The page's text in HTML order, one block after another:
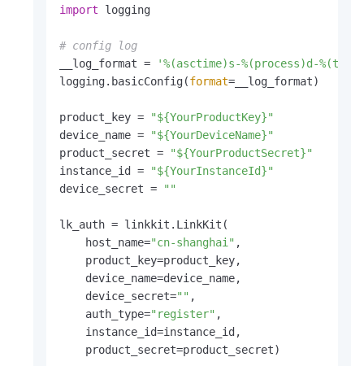
import logging
# config log
__log_format =
'%(asctime)s-%(process)d-
logging.basicConfig(format=__log_format)
product_key =
"${YourProductKey}"
device_name =
"${YourDeviceName}"
product_secret =
"${YourProductSecret}"
instance_id =
"${YourInstanceId}"
device_secret =
""
lk_auth = linkkit.LinkKit(
    host_name=
"cn-shanghai" ,
    product_key=product_key,
    device_name=device_name,
    device_secret=
"" ,
    auth_type=
"register" ,
    instance_id=instance_id,
    product_secret=product_secret)